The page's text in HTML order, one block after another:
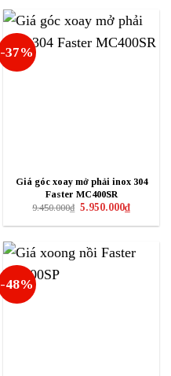
-37%
Giá góc xoay mở phải inox 304
Faster MC400SR
9.450.000₫ Giá
là:
5.950.000₫Giá
hiện
tại
-48%